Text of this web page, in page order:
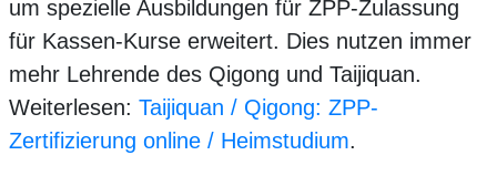
um spezielle Ausbildungen für ZPP-Zulassung
für Kassen-Kurse erweitert. Dies nutzen immer
mehr Lehrende des Qigong und Taijiquan.
Weiterlesen: Taijiquan / Qigong: ZPP-
Zertifizierung online / Heimstudium.